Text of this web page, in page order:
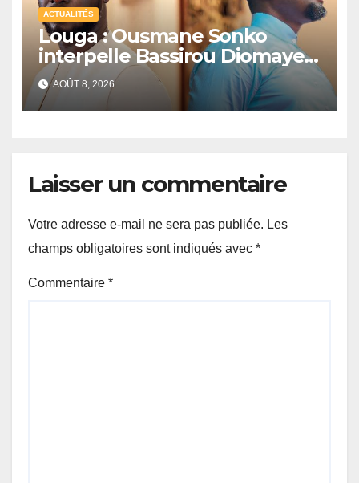
ACTUALITÉS
Louga : Ousmane Sonko
interpelle Bassirou Diomaye
Faye sur la date des élections
locales
AOÛT 8, 2026
Laisser un commentaire
Votre adresse e-mail ne sera pas publiée. Les
champs obligatoires sont indiqués avec *
Commentaire *